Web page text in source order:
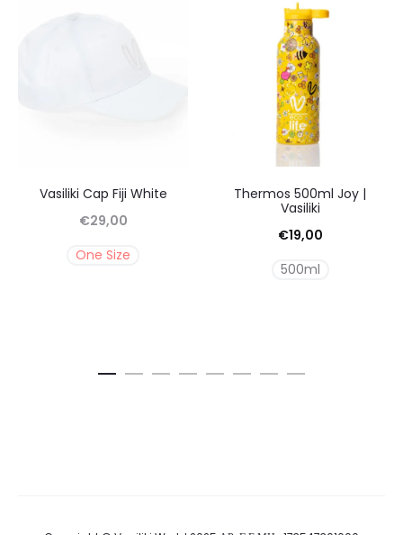
Vasiliki Cap Fiji White
€29,00
One Size
Thermos 500ml Joy |
Vasiliki
€19,00
500ml